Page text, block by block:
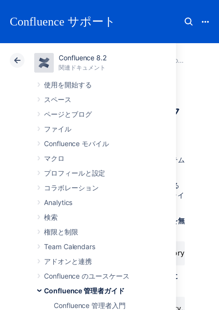
Confluence サポート
Confluence 8.2
関連ドキュメント
使用を開始する
スペース
ページとブログ
ファイル
Confluence モバイル
マクロ
プロフィールと設定
コラボレーション
Analytics
検索
権限と制限
Team Calendars
アドオンと連携
Confluence のユースケース
Confluence 管理者ガイド
Confluence 管理者入門
アトラシアン サポート 関連ドキュメント
Confluence セキュリティを設定する
クラウド Data Center 8.2
ピープル ディレク
トリを隠す
ユーザー ディレクトリ
には Confluence システム
内のすべてのユーザーのリスト
ユーザー ディレクトリを無効化する必要がある
場合、アプリケーションサーバーのコマンドライ
ンで次のシステムプロパティを設定します。
匿名ユーザーの
ユーザー ディレクトリを無
効化する
全ユーザー ディレクトリを無効化するに